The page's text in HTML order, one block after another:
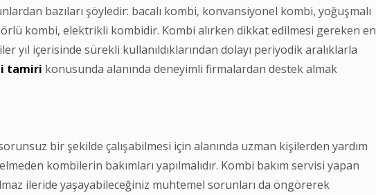
bazıları şöyledir: bacalı kombi, konvansiyonel kombi, yoğuşmalı
kombi, elektrikli kombidir. Kombi alırken dikkat edilmesi gereken en
yıl içerisinde sürekli kullanıldıklarından dolayı periyodik aralıklarla
tamiri konusunda alanında deneyimli firmalardan destek almak
bir şekilde çalışabilmesi için alanında uzman kişilerden yardım
kombilerin bakımları yapılmalıdır. Kombi bakım servisi yapan
ileride yaşayabileceğiniz muhtemel sorunları da öngörerek